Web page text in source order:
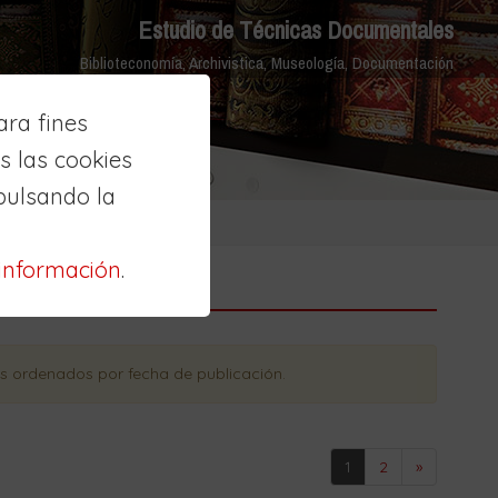
fines
las cookies
la
.
Estudio de Técnicas Documentales
Biblioteconomía, Archivistica, Museología, Documentación
ordenados por fecha de publicación.
1
2 »